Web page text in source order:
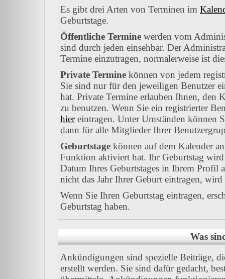
Es gibt drei Arten von Terminen im
Geburtstage.
Öffentliche Termine werden vom
sind durch jeden einsehbar. Der
Termine einzutragen, normalerweise ist
Private Termine können von jedem
Sie sind nur für den jeweiligen Benutzer
hat. Private Termine erlauben Ihnen, den
zu benutzen. Wenn Sie ein registrierter
hiereintragen. Unter Umständen können
dann für alle Mitglieder Ihrer
Geburtstage können auf dem Kalender
Funktion aktiviert hat. Ihr Geburtstag
Datum Ihres Geburtstages in Ihrem Profil
nicht das Jahr Ihrer Geburt eintragen,
Wenn Sie Ihren Geburtstag eintragen,
Geburtstag haben.
Was
Ankündigungen sind spezielle Beiträge,
erstellt werden. Sie sind dafür gedacht,